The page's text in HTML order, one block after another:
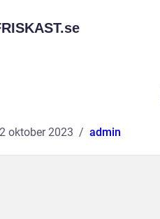
se
oktober 2023 admin